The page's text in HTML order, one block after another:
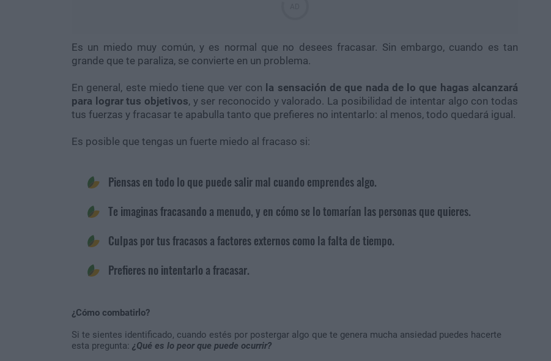
Es un miedo muy común, y es normal que no desees fracasar. Sin embargo, cuando es tan
grande que te paraliza, se convierte en un problema.
En general, este miedo tiene que ver con la sensación de que nada de lo que hagas alcanzará
para lograr tus objetivos, y ser reconocido y valorado. La posibilidad de intentar algo con todas
tus fuerzas y fracasar te apabulla tanto que prefieres no intentarlo: al menos, todo quedará igual.
Es posible que tengas un fuerte miedo al fracaso si:
Piensas en todo lo que puede salir mal cuando emprendes algo.
Te imaginas fracasando a menudo, y en cómo se lo tomarían las personas que quieres.
Culpas por tus fracasos a factores externos como la falta de tiempo.
Prefieres no intentarlo a fracasar.
¿Cómo combatirlo?
Si te sientes identificado, cuando estés por postergar algo que te genera mucha ansiedad puedes hacerte
esta pregunta: ¿Qué es lo peor que puede ocurrir?